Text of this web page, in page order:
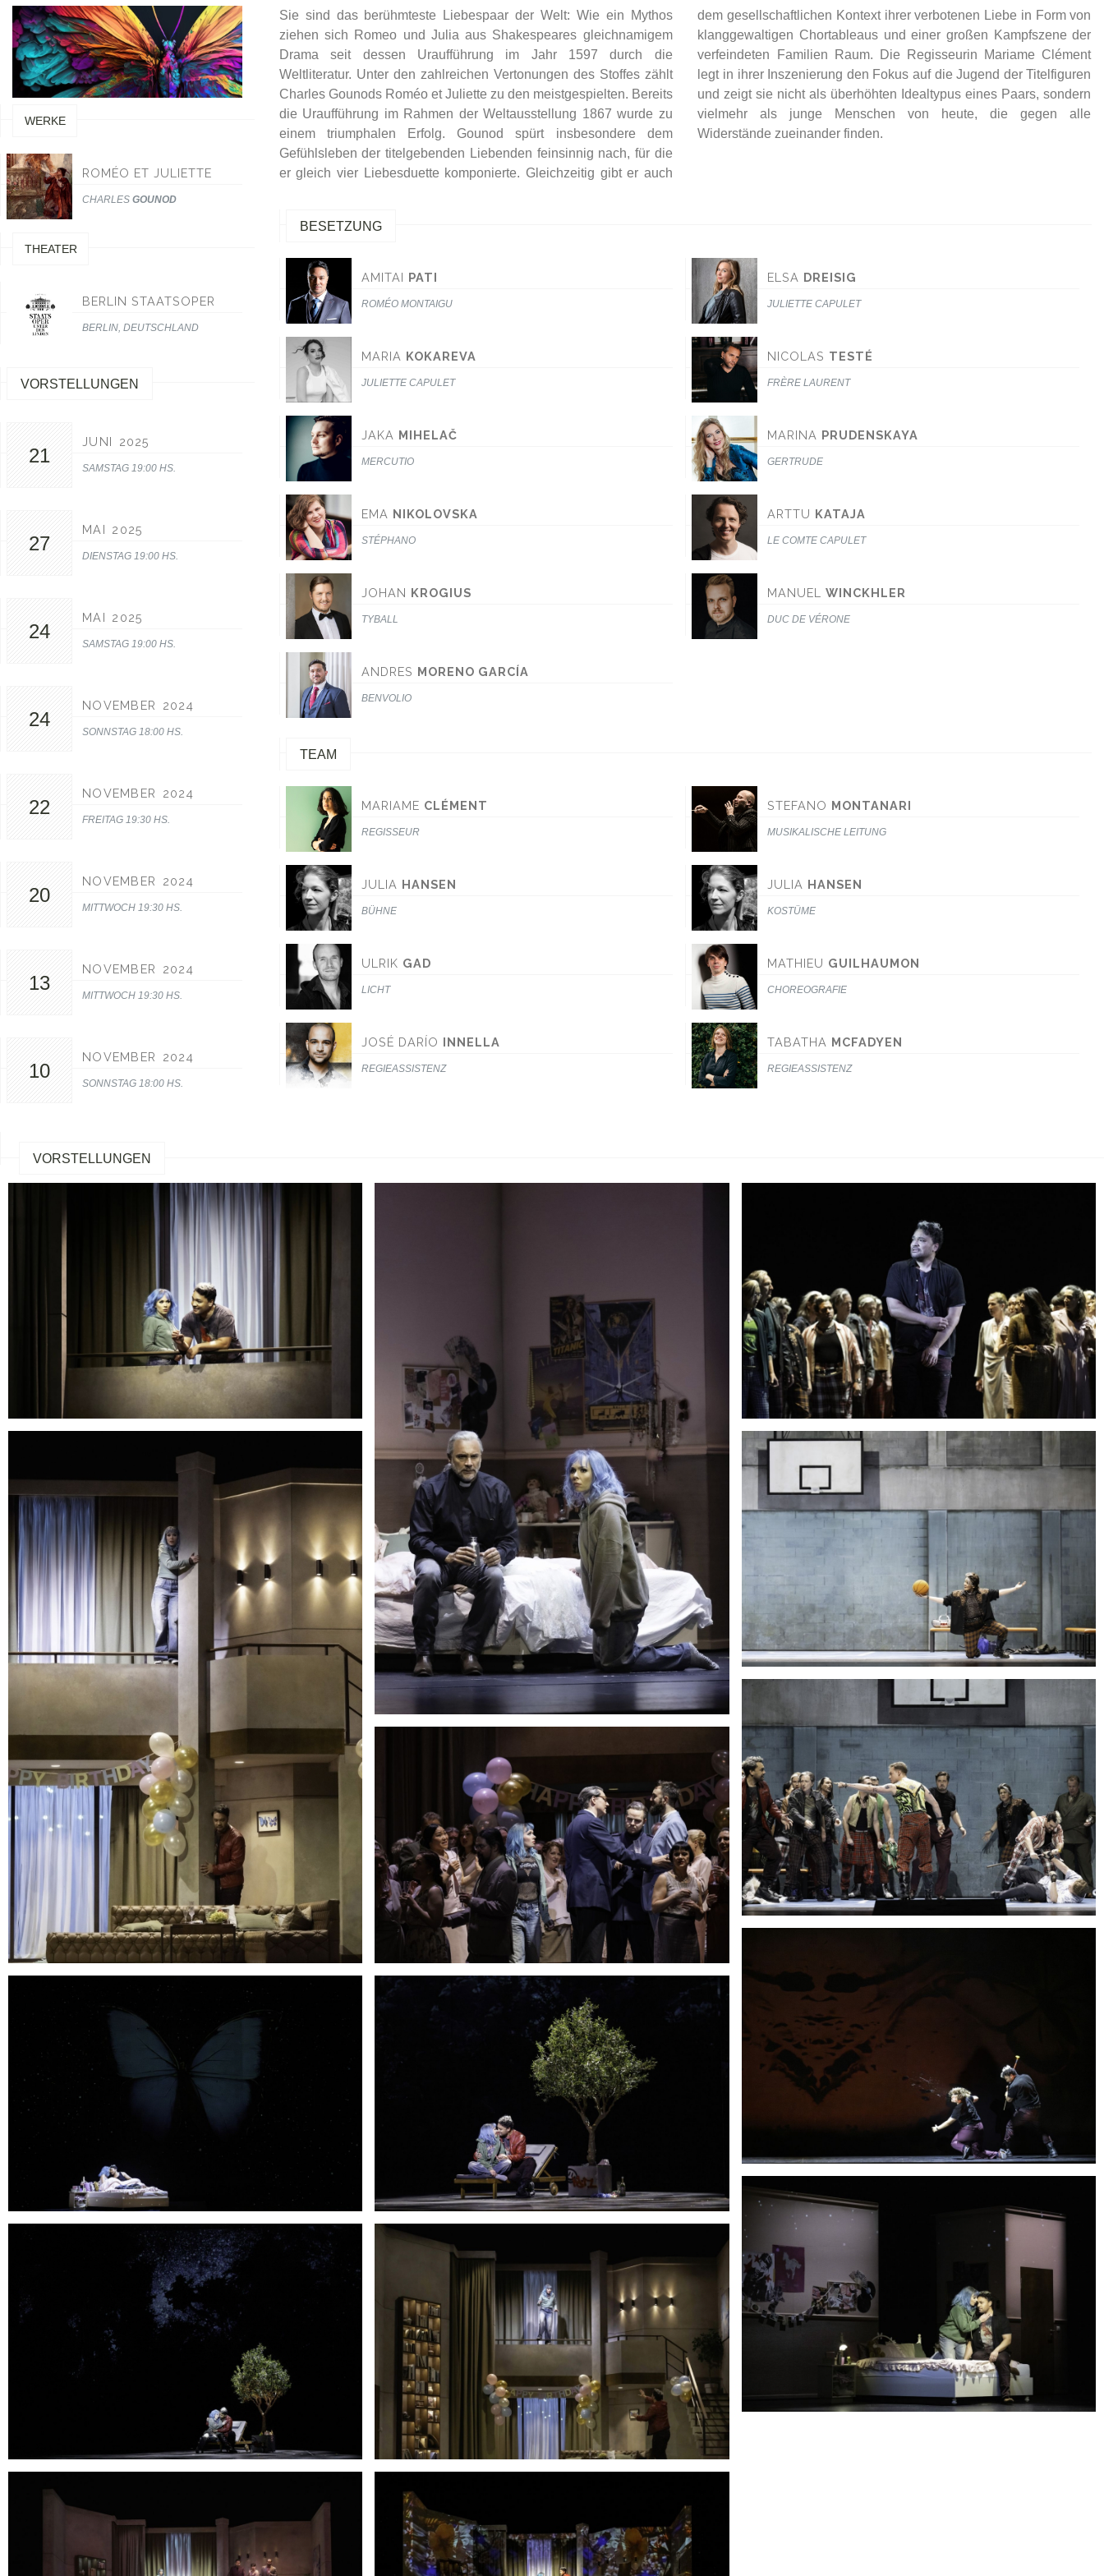
WERKE
ROMÉO ET JULIETTE
CHARLES GOUNOD
THEATER
BERLIN STAATSOPER
BERLIN, DEUTSCHLAND
VORSTELLUNGEN
21
JUNI 2025
SAMSTAG 19:00 HS.
27
MAI 2025
DIENSTAG 19:00 HS.
24
MAI 2025
SAMSTAG 19:00 HS.
24
NOVEMBER 2024
SONNSTAG 18:00 HS.
22
NOVEMBER 2024
FREITAG 19:30 HS.
20
NOVEMBER 2024
MITTWOCH 19:30 HS.
13
NOVEMBER 2024
MITTWOCH 19:30 HS.
10
NOVEMBER 2024
SONNSTAG 18:00 HS.
Sie sind das berühmteste Liebespaar der Welt: Wie ein Mythos
ziehen sich Romeo und Julia aus Shakespeares gleichnamigem
Drama seit dessen Uraufführung im Jahr 1597 durch die
Weltliteratur. Unter den zahlreichen Vertonungen des Stoffes zählt
Charles Gounods Roméo et Juliette zu den meistgespielten. Bereits
die Uraufführung im Rahmen der Weltausstellung 1867 wurde zu
einem triumphalen Erfolg. Gounod spürt insbesondere dem
Gefühlsleben der titelgebenden Liebenden feinsinnig nach, für die
er gleich vier Liebesduette komponierte. Gleichzeitig gibt er auch
dem gesellschaftlichen Kontext ihrer verbotenen Liebe in Form von
klanggewaltigen Chortableaus und einer großen Kampfszene der
verfeindeten Familien Raum. Die Regisseurin Mariame Clément
legt in ihrer Inszenierung den Fokus auf die Jugend der Titelfiguren
und zeigt sie nicht als überhöhten Idealtypus eines Paars, sondern
vielmehr als junge Menschen von heute, die gegen alle
Widerstände zueinander finden.
BESETZUNG
AMITAI PATI
ROMÉO MONTAIGU
ELSA DREISIG
JULIETTE CAPULET
MARIA KOKAREVA
JULIETTE CAPULET
NICOLAS TESTÉ
FRÈRE LAURENT
JAKA MIHELAČ
MERCUTIO
MARINA PRUDENSKAYA
GERTRUDE
EMA NIKOLOVSKA
STÉPHANO
ARTTU KATAJA
LE COMTE CAPULET
JOHAN KROGIUS
TYBALL
MANUELWINCKHLER
DUC DE VÉRONE
ANDRES MORENO GARCÍA
BENVOLIO
TEAM
MARIAME CLÉMENT
REGISSEUR
STEFANO MONTANARI
MUSIKALISCHE LEITUNG
JULIA HANSEN
BÜHNE
JULIA HANSEN
KOSTÜME
ULRIK GAD
LICHT
MATHIEU GUILHAUMON
CHOREOGRAFIE
JOSÉ DARÍO INNELLA
REGIEASSISTENZ
TABATHA MCFADYEN
REGIEASSISTENZ
VORSTELLUNGEN